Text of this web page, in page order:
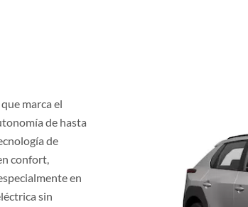
marca el
de hasta
de
confort,
en
sin